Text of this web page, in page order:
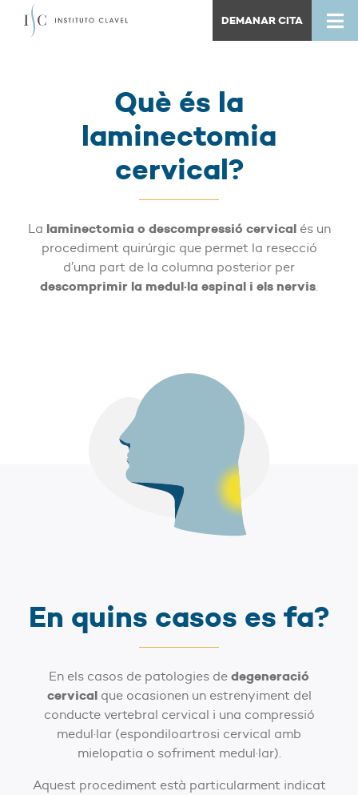
DEMANAR CITA
Què és la
laminectomia
cervical?
La laminectomia o descompressió cervicalés un
procediment quirúrgic que permet la resecció
d’una part de la columna posterior per
descomprimir la medul·la espinal i els nervis.
En quins casos es fa?
En els casos de patologies de degeneració
cervicalque ocasionen un estrenyiment del
conducte vertebral cervical i una compressió
medul·lar (espondiloartrosi cervical amb
mielopatia o sofriment medul·lar).
Aquest procediment està particularment indicat